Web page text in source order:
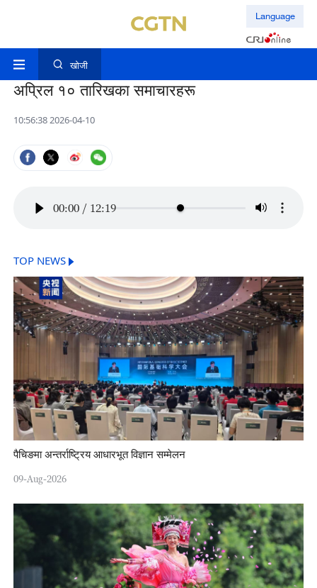
Language
खोजी
अप्रिल १० तारिखका समाचारहरू
10:56:38 2026-04-10
00:00 / 12:19
TOP NEWS
पैचिङमा अन्तर्राष्ट्रिय आधारभूत विज्ञान सम्मेलन
09-Aug-2026